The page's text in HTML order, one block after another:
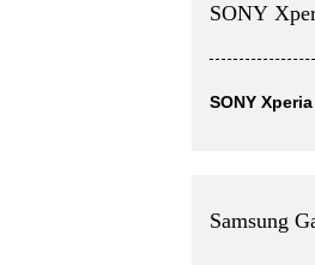
SONY
SONY Xperia
Samsung